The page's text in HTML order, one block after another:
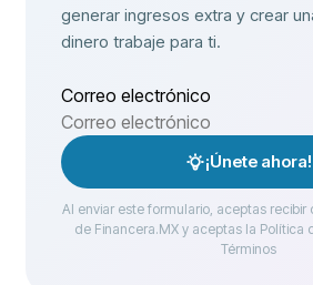
generar ingresos extra y crear
dinero trabaje para ti.
Correo electrónico
¡Únete ahora!
Al enviar este formulario, aceptas
de Financera.MX y aceptas la Política
Términos